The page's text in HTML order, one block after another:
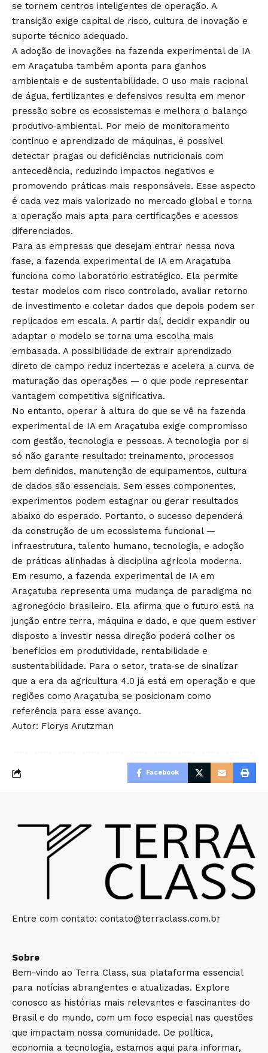
se tornem centros inteligentes de operação. A
transição exige capital de risco, cultura de inovação e
suporte técnico adequado.
A adoção de inovações na fazenda experimental de IA
em Araçatuba também aponta para ganhos
ambientais e de sustentabilidade. O uso mais racional
de água, fertilizantes e defensivos resulta em menor
pressão sobre os ecossistemas e melhora o balanço
produtivo‑ambiental. Por meio de monitoramento
contínuo e aprendizado de máquinas, é possível
detectar pragas ou deficiências nutricionais com
antecedência, reduzindo impactos negativos e
promovendo práticas mais responsáveis. Esse aspecto
é cada vez mais valorizado no mercado global e torna
a operação mais apta para certificações e acessos
diferenciados.
Para as empresas que desejam entrar nessa nova
fase, a fazenda experimental de IA em Araçatuba
funciona como laboratório estratégico. Ela permite
testar modelos com risco controlado, avaliar retorno
de investimento e coletar dados que depois podem ser
replicados em escala. A partir daí, decidir expandir ou
adaptar o modelo se torna uma escolha mais
embasada. A possibilidade de extrair aprendizado
direto de campo reduz incertezas e acelera a curva de
maturação das operações — o que pode representar
vantagem competitiva significativa.
No entanto, operar à altura do que se vê na fazenda
experimental de IA em Araçatuba exige compromisso
com gestão, tecnologia e pessoas. A tecnologia por si
só não garante resultado: treinamento, processos
bem definidos, manutenção de equipamentos, cultura
de dados são essenciais. Sem esses componentes,
experimentos podem estagnar ou gerar resultados
abaixo do esperado. Portanto, o sucesso dependerá
da construção de um ecossistema funcional —
infraestrutura, talento humano, tecnologia, e adoção
de práticas alinhadas à disciplina agrícola moderna.
Em resumo, a fazenda experimental de IA em
Araçatuba representa uma mudança de paradigma no
agronegócio brasileiro. Ela afirma que o futuro está na
junção entre terra, máquina e dado, e que quem estiver
disposto a investir nessa direção poderá colher os
benefícios em produtividade, rentabilidade e
sustentabilidade. Para o setor, trata‑se de sinalizar
que a era da agricultura 4.0 já está em operação e que
regiões como Araçatuba se posicionam como
referência para esse avanço.
Autor: Florys Arutzman
Facebook
Entre com contato: contato@terraclass.com.br
Sobre
Bem-vindo ao Terra Class, sua plataforma essencial
para notícias abrangentes e atualizadas. Explore
conosco as histórias mais relevantes e fascinantes do
Brasil e do mundo, com um foco especial nas questões
que impactam nossa comunidade. De política,
economia a tecnologia, estamos aqui para informar,